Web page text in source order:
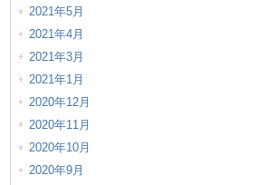
2021年5月
2021年4月
2021年3月
2021年1月
2020年12月
2020年11月
2020年10月
2020年9月